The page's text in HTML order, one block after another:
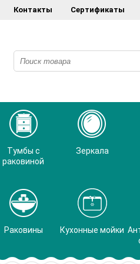
Контакты Сертификаты
Тумбы с
раковиной
Зеркала
Раковины Кухонные мойки